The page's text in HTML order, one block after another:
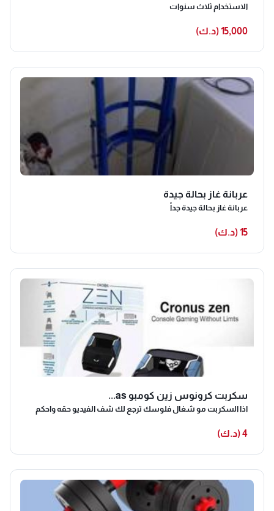
الاستخدام ثلاث سنوات
15,000 (د.ك)
عربانة غاز بحالة جيدة
عربانة غاز بحالة جيدة جداً
15 (د.ك)
سكربت كرونوس زين كومبو as...
اذا السكربت مو شغال فلوسك ترجع لك شف الفيديو حقه واحكم
4 (د.ك)